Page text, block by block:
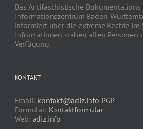
Das Antifaschistische Dokumentations
Informationszentrum Baden-
informiert über die extreme Rechte im
Informationen stehen allen Personen
Verfügung.
KONTAKT
Email: kontakt@adiz.info PGP
Formular: Kontaktformular
Web: adiz.info